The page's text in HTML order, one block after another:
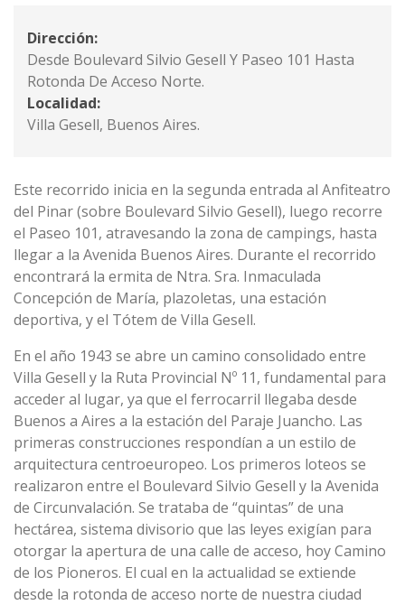
Dirección:
Desde Boulevard Silvio Gesell Y Paseo 101 Hasta
Rotonda De Acceso Norte.
Localidad:
Villa Gesell, Buenos Aires.
Este recorrido inicia en la segunda entrada al Anfiteatro
del Pinar (sobre Boulevard Silvio Gesell), luego recorre
el Paseo 101, atravesando la zona de campings, hasta
llegar a la Avenida Buenos Aires. Durante el recorrido
encontrará la ermita de Ntra. Sra. Inmaculada
Concepción de María, plazoletas, una estación
deportiva, y el Tótem de Villa Gesell.
En el año 1943 se abre un camino consolidado entre
Villa Gesell y la Ruta Provincial Nº 11, fundamental para
acceder al lugar, ya que el ferrocarril llegaba desde
Buenos a Aires a la estación del Paraje Juancho. Las
primeras construcciones respondían a un estilo de
arquitectura centroeuropeo. Los primeros loteos se
realizaron entre el Boulevard Silvio Gesell y la Avenida
de Circunvalación. Se trataba de “quintas” de una
hectárea, sistema divisorio que las leyes exigían para
otorgar la apertura de una calle de acceso, hoy Camino
de los Pioneros. El cual en la actualidad se extiende
desde la rotonda de acceso norte de nuestra ciudad